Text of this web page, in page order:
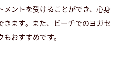
ントを受けることができ、心身
ます。また、ビーチでのヨガセ
おすすめです。